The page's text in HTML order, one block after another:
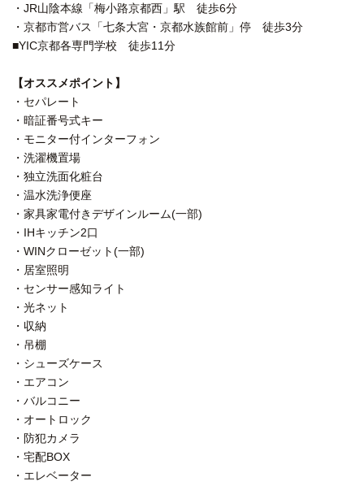
・JR山陰本線「梅小路京都西」駅 徒歩6分
・京都市営バス「七条大宮・京都水族館前」停 徒歩3分
■YIC京都各専門学校 徒歩11分
【オススメポイント】
・セパレート
・暗証番号式キー
・モニター付インターフォン
・洗濯機置場
・独立洗面化粧台
・温水洗浄便座
・家具家電付きデザインルーム(一部)
・IHキッチン2口
・WINクローゼット(一部)
・居室照明
・センサー感知ライト
・光ネット
・収納
・吊棚
・シューズケース
・エアコン
・バルコニー
・オートロック
・防犯カメラ
・宅配BOX
・エレベーター